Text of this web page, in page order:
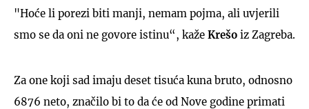
"Hoće li porezi biti manji, nemam pojma, ali uvjerili
smo se da oni ne govore istinu“, kaže Krešo iz Zagreba.
Za one koji sad imaju deset tisuća kuna bruto, odnosno
6876 neto, značilo bi to da će od Nove godine primati